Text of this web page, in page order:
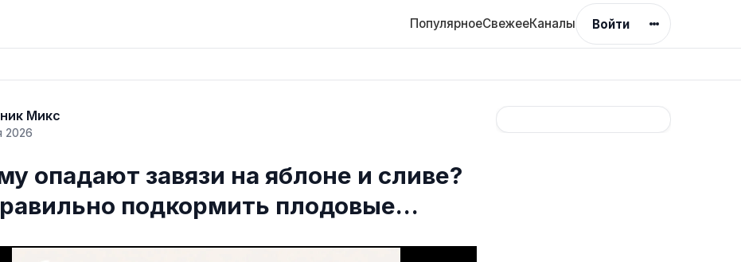
ПопулярноеСвежееКаналы Войти
Микс
2026
опадают завязи на яблоне и сливе?
подкормить плодовые…